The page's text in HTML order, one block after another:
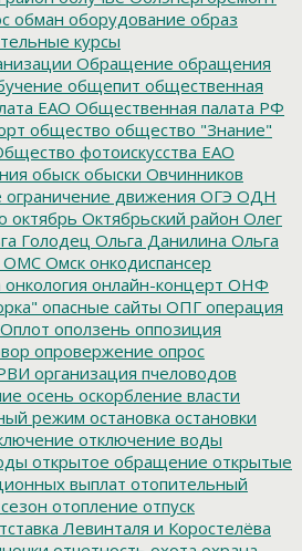
обман оборудование образ
курсы
Обращение обращения
общепит общественная
ЕАО Общественная палата РФ
общество общество "Знание"
фотоискусства ЕАО
обыск обыски Овчинников
ограничение движения ОГЭ ОДН
октябрь Октябрьский район Олег
Голодец Ольга Данилина Ольга
ОМС Омск онкодиспансер
онкология онлайн-концерт ОНФ
опасные сайты ОПГ операция
Оплот оползень оппозиция
опровержение опрос
организация пчеловодов
осень оскорбление власти
режим остановка остановки
отключение воды
открытое обращение открытые
выплат отопительный
отопление отпуск
Левинталя и Коростелёва